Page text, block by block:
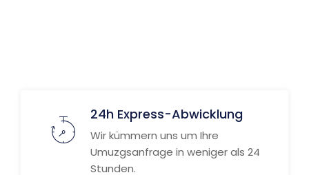
24h Express-Abwicklung
Wir kümmern uns um Ihre
Umuzgsanfrage in weniger als 24
Stunden.